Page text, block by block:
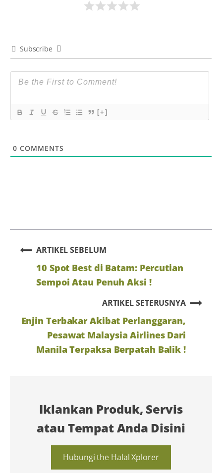
Iklankan Produk, Servis
atau Tempat Anda Disini
Hubungi the Halal Xplorer
Subscribe
[+]
0 COMMENTS
ARTIKEL SEBELUM
10 Spot Best di Batam: Percutian
Sempoi Atau Penuh Aksi !
ARTIKEL SETERUSNYA
Enjin Terbakar Akibat Perlanggaran,
Pesawat Malaysia Airlines Dari
Manila Terpaksa Berpatah Balik !